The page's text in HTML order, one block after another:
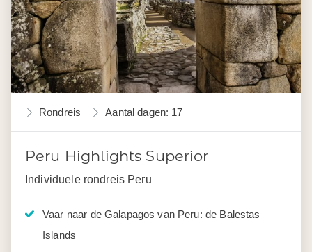
Rondreis Aantal dagen: 17
Peru Highlights Superior
Individuele rondreis Peru
Vaar naar de Galapagos van Peru: de Balestas
Islands